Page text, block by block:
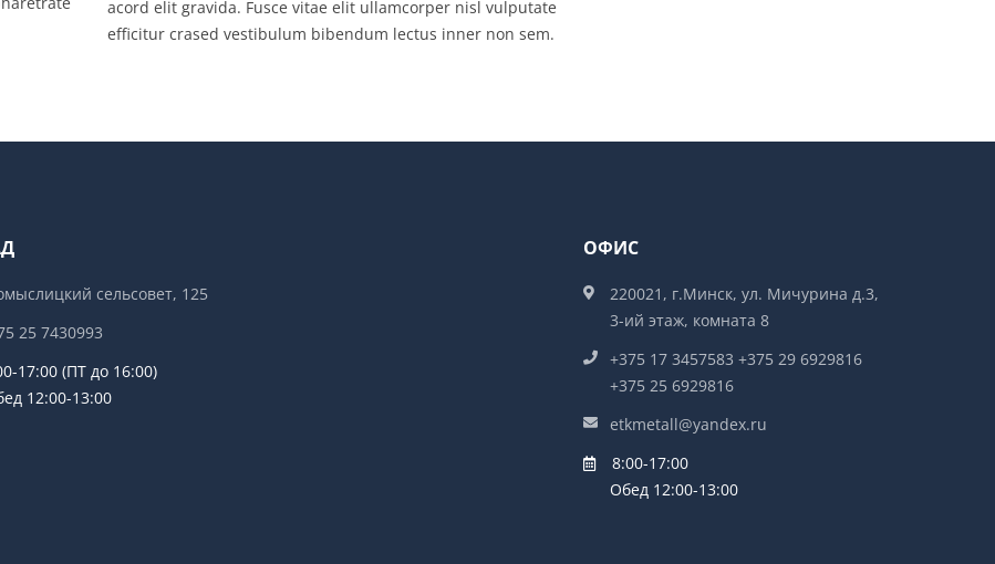
acord elit gravida. Fusce vitae elit ullamcorper nisl vulputate
efficitur crased vestibulum bibendum lectus inner non sem.
сельсовет, 125
25 7430993
17:00 (ПТ до 16:00)
12:00-13:00
ОФИС
220021, г.Минск, ул. Мичурина д.3,
3-ий этаж, комната 8
+375 17 3457583 +375 29 6929816
+375 25 6929816
etkmetall@yandex.ru
8:00-17:00
Обед 12:00-13:00